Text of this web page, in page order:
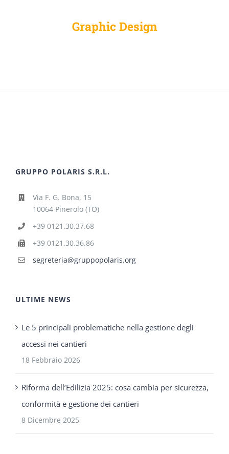
Graphic Design
GRUPPO POLARIS S.R.L.
Via F. G. Bona, 15
10064 Pinerolo (TO)
+39 0121.30.37.68
+39 0121.30.36.86
segreteria@gruppopolaris.org
ULTIME NEWS
Le 5 principali problematiche nella gestione degli
accessi nei cantieri
18 Febbraio 2026
Riforma dell’Edilizia 2025: cosa cambia per sicurezza,
conformità e gestione dei cantieri
8 Dicembre 2025